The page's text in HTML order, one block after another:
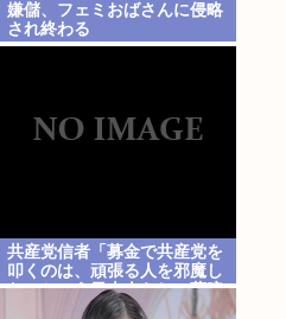
嫌儲、フェミおばさんに侵略
され終わる
共産党信者「募金で共産党を
叩くのは、頑張る人を邪魔し
たいという日本人らしい薄暗
い欲望のせい」